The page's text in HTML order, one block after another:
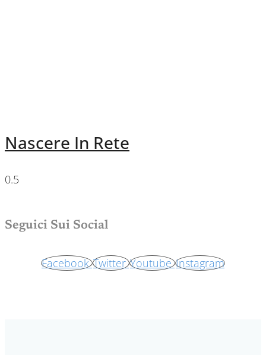
Nascere In Rete
Seguici Sui Social
Facebook Twitter Youtube Instagram